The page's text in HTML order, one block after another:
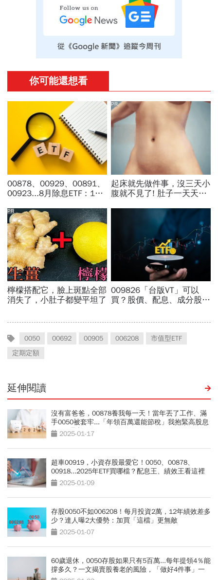
0050 00692 00905 006208
市值型ETF
定期定額
延伸閱讀
沒有富爸爸，00878養我每一天！當年丟了工作、滿
手0050被套牢...「年領百萬還能節稅」我抱緊高股息
的7個理由
2025-01-17
超車00919，小資存股最愛它！0050、00878、
00918...2025年ETF買哪檔？配息王、績效王看這裡
2025-01-09
存股0050不如006208！每月投資2萬，12年績效差多
少？達人曝2大優勢：加買「這檔」更無敵
2025-01-07
60歲退休，0050存股如果只有5百萬...每年提領4％能
撐多久？一文揭賣股養老的風險，「做好4件事」一
輩子有錢